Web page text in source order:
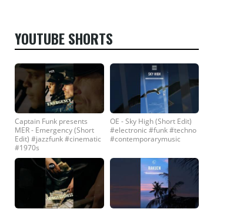
YOUTUBE SHORTS
Captain Funk presents
MER - Emergency (Short
Edit) #jazzfunk #cinematic
#1970s
OE - Sky High (Short Edit)
#electronic #funk #techno
#contemporarymusic